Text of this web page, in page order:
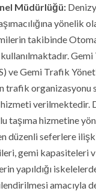
Müdürlüğü:
yönelik
takibinde
ve Gemi Trafik
trafik organizasyonu
verilmektedir.
taşıma hizmetine
düzenli seferlere
gemi kapasiteleri
yapıldığı
amacıyla